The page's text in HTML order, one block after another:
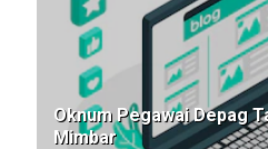
Oknum Pegawai Depag
Mimbar